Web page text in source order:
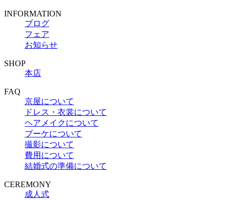
INFORMATION
ブログ
フェア
お知らせ
SHOP
本店
FAQ
京屋について
ドレス・衣裳について
ヘアメイクについて
ブーケについて
撮影について
費用について
結婚式の準備について
CEREMONY
成人式